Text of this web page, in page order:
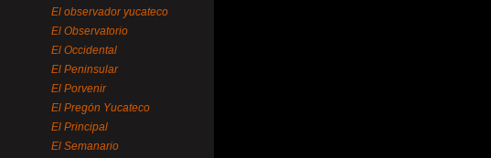
El observador yucateco
El Observatorio
El Occidental
El Peninsular
El Porvenir
El Pregón Yucateco
El Principal
El Semanario